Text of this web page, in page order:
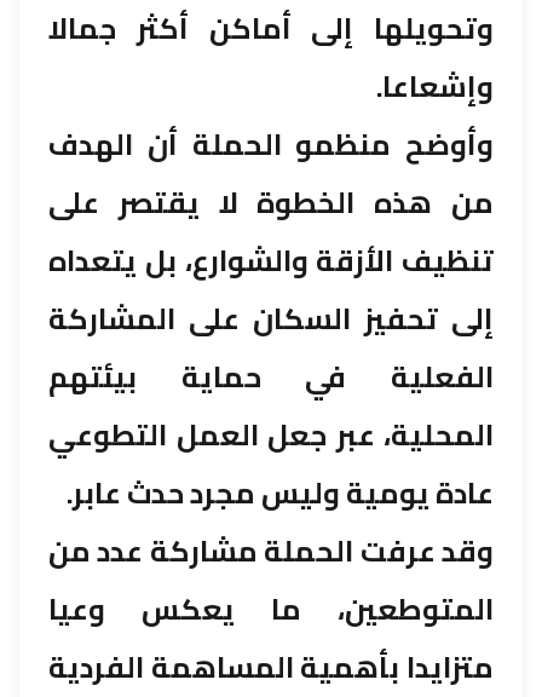
وتحويلها إلى أماكن أكثر جمالا
وإشعاعا.
وأوضح منظمو الحملة أن الهدف
من هذه الخطوة لا يقتصر على
تنظيف الأزقة والشوارع، بل يتعداه
إلى تحفيز السكان على المشاركة
الفعلية في حماية بيئتهم
المحلية، عبر جعل العمل التطوعي
عادة يومية وليس مجرد حدث عابر.
وقد عرفت الحملة مشاركة عدد من
المتوطعين، ما يعكس وعيا
متزايدا بأهمية المساهمة الفردية